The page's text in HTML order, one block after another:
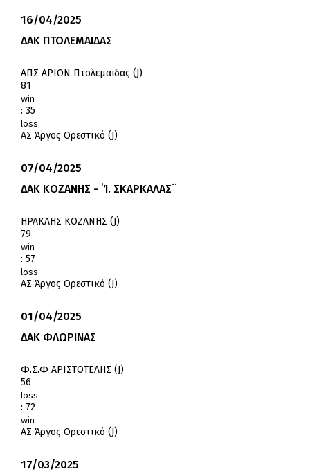
16/04/2025
ΔΑΚ ΠΤΟΛΕΜΑΙΔΑΣ
ΑΠΣ ΑΡΙΩΝ Πτολεμαΐδας (J)
81
win
: 35
loss
ΑΣ Άργος Ορεστικό (J)
07/04/2025
ΔΑΚ ΚΟΖΑΝΗΣ - ΄Ί. ΣΚΑΡΚΑΛΑΣ¨
ΗΡΑΚΛΗΣ ΚΟΖΑΝΗΣ (J)
79
win
: 57
loss
ΑΣ Άργος Ορεστικό (J)
01/04/2025
ΔΑΚ ΦΛΩΡΙΝΑΣ
Φ.Σ.Φ ΑΡΙΣΤΟΤΕΛΗΣ (J)
56
loss
: 72
win
ΑΣ Άργος Ορεστικό (J)
17/03/2025